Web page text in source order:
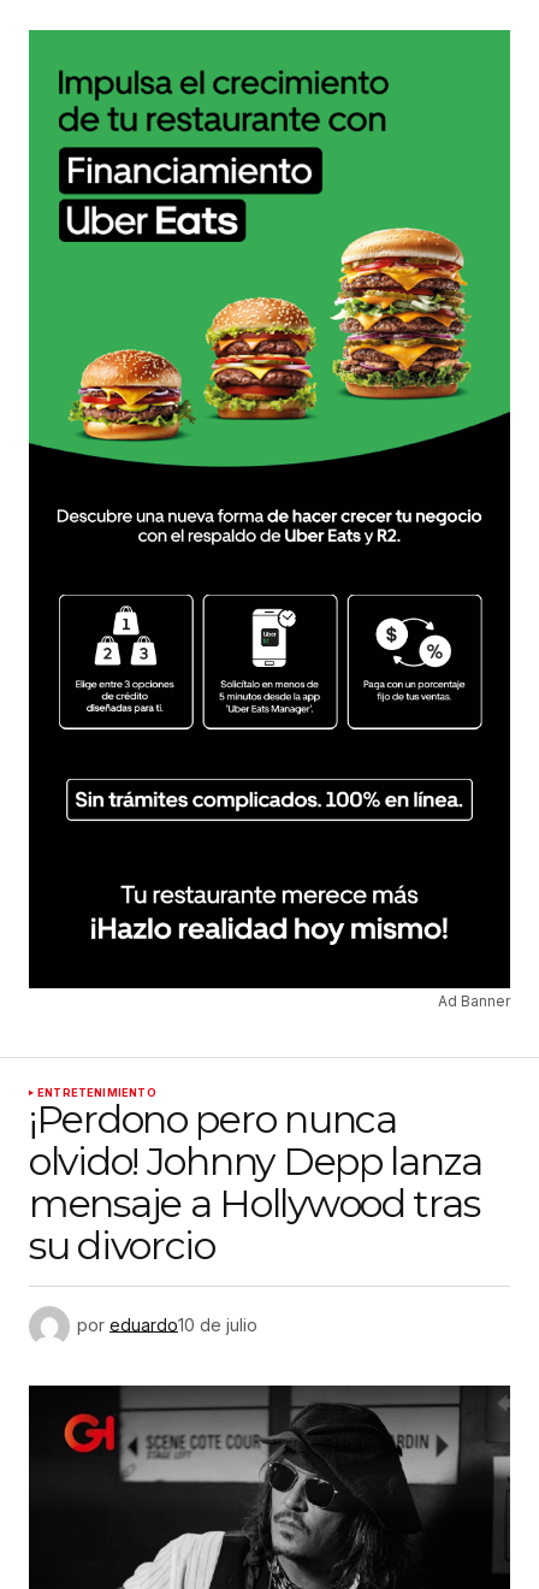
Ad Banner
ENTRETENIMIENTO
¡Perdono pero nunca
olvido! Johnny Depp lanza
mensaje a Hollywood tras
su divorcio
por eduardo10 de julio